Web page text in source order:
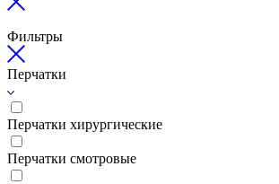
Фильтры
Перчатки
Перчатки хирургические
Перчатки смотровые